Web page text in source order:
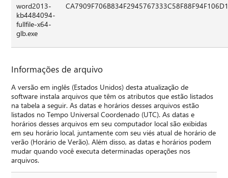
word2013-
kb4484094-
fullfile-x64-
glb.exe
Informações de arquivo
A versão em inglês (Estados Unidos) desta atualização de
software instala arquivos que têm os atributos que estão listados
na tabela a seguir. As datas e horários desses arquivos estão
listados no Tempo Universal Coordenado (UTC). As datas e
horários desses arquivos em seu computador local são exibidas
em seu horário local, juntamente com seu viés atual de horário de
verão (Horário de Verão). Além disso, as datas e horários podem
mudar quando você executa determinadas operações nos
arquivos.